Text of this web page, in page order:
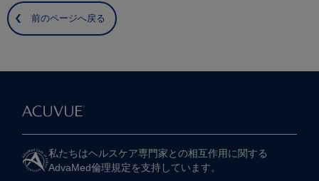
前のページへ戻る
私たちは​ヘルスケア専門家との​相互作用に​関する​
AdvaMed倫理規定を​支持しています。